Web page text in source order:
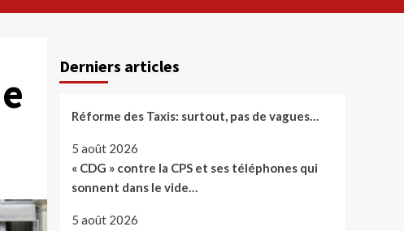
Derniers articles
Réforme des Taxis: surtout, pas de vagues…
5 août 2026
« CDG » contre la CPS et ses téléphones qui
sonnent dans le vide…
5 août 2026